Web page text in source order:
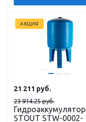
АКЦИЯ
Гидроаккумулятор
STOUT STW-0002-
21 211 руб.
23 914.25 руб.